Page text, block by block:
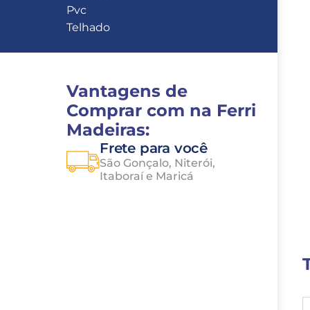
Pvc
Telhado
Vantagens de
Comprar com na Ferri
Madeiras:
Frete para você
São Gonçalo, Niterói,
Itaboraí e Maricá